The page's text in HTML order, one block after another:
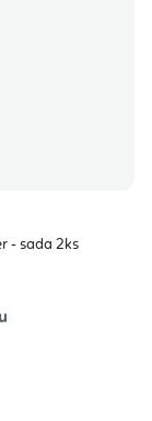
- sada 2ks